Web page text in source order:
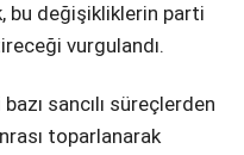
Instagram
bu değişikliklerin parti
vurgulandı.
sancılı süreçlerden
toparlanarak